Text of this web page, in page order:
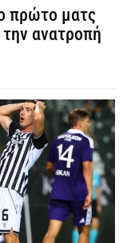
πρώτο ματς
ανατροπή